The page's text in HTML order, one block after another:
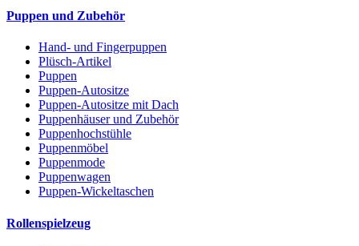
Puppen und Zubehör
Hand- und Fingerpuppen
Plüsch-Artikel
Puppen
Puppen-Autositze
Puppen-Autositze mit Dach
Puppenhäuser und Zubehör
Puppenhochstühle
Puppenmöbel
Puppenmode
Puppenwagen
Puppen-Wickeltaschen
Rollenspielzeug